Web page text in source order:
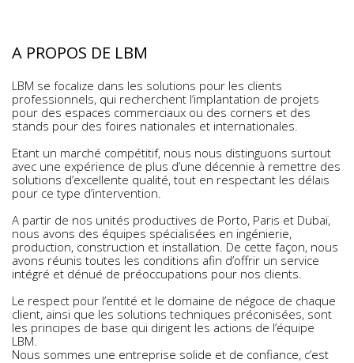
A PROPOS DE LBM
LBM se focalize dans les solutions pour les clients
professionnels, qui recherchent l’implantation de projets
pour des espaces commerciaux ou des corners et des
stands pour des foires nationales et internationales.
Etant un marché compétitif, nous nous distinguons surtout
avec une expérience de plus d’une décennie à remettre des
solutions d’excellente qualité, tout en respectant les délais
pour ce type d’intervention.
A partir de nos unités productives de Porto, Paris et Dubaï,
nous avons des équipes spécialisées en ingénierie,
production, construction et installation. De cette façon, nous
avons réunis toutes les conditions afin d’offrir un service
intégré et dénué de préoccupations pour nos clients.
Le respect pour l’entité et le domaine de négoce de chaque
client, ainsi que les solutions techniques préconisées, sont
les principes de base qui dirigent les actions de l’équipe
LBM.
Nous sommes une entreprise solide et de confiance, c’est